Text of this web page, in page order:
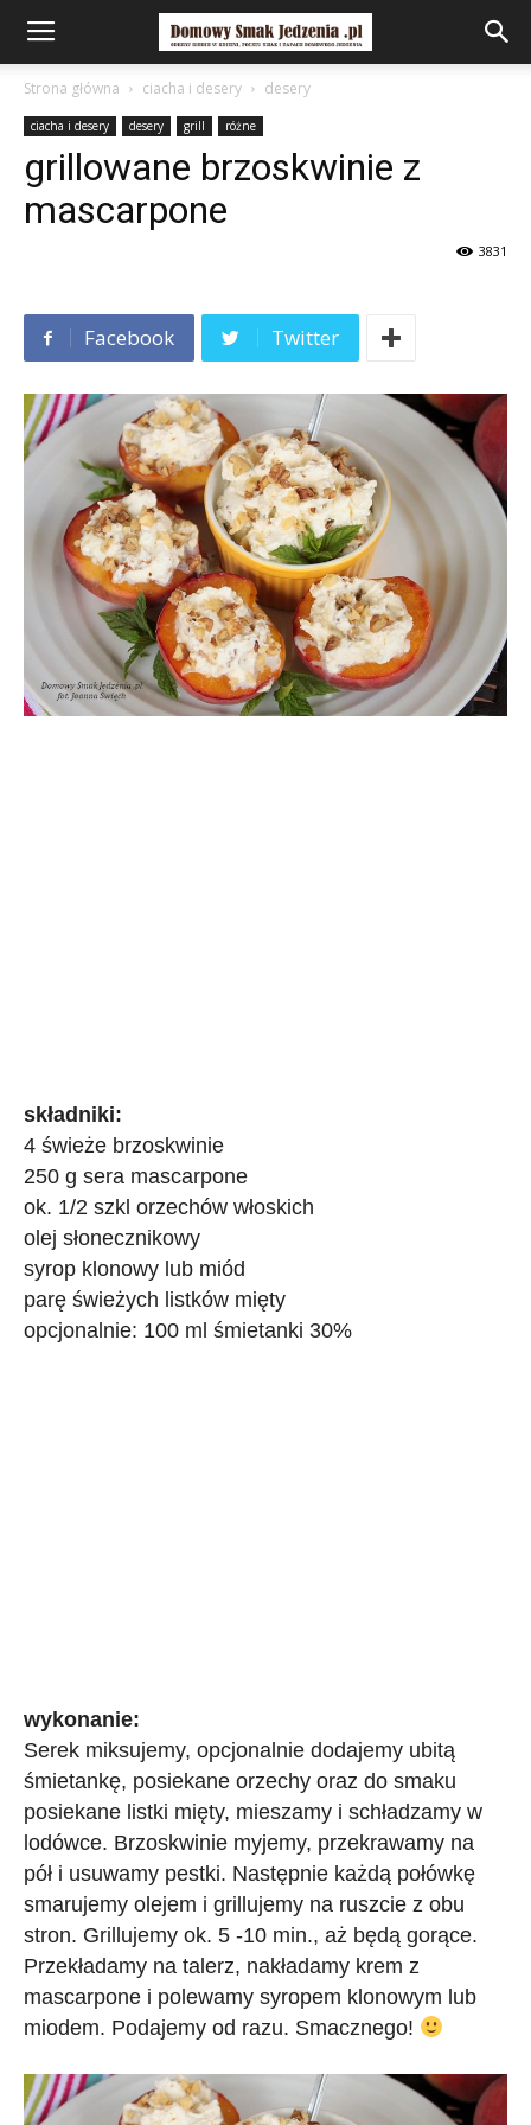
Strona główna ciacha i desery desery
ciacha i desery desery grill różne
grillowane brzoskwinie z
mascarpone
3831
Facebook Twitter
składniki:
4 świeże brzoskwinie
250 g sera mascarpone
ok. 1/2 szkl orzechów włoskich
olej słonecznikowy
syrop klonowy lub miód
parę świeżych listków mięty
opcjonalnie: 100 ml śmietanki 30%
wykonanie:
Serek miksujemy, opcjonalnie dodajemy ubitą
śmietankę, posiekane orzechy oraz do smaku
posiekane listki mięty, mieszamy i schładzamy w
lodówce. Brzoskwinie myjemy, przekrawamy na
pół i usuwamy pestki. Następnie każdą połówkę
smarujemy olejem i grillujemy na ruszcie z obu
stron. Grillujemy ok. 5 -10 min., aż będą gorące.
Przekładamy na talerz, nakładamy krem z
mascarpone i polewamy syropem klonowym lub
miodem. Podajemy od razu. Smacznego!